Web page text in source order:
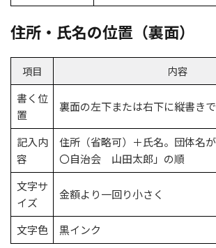
住所・氏名の位置（裏面）
項目
内容
書く位
置
裏面の左下または右下に縦書き
記入内
容
住所（省略可）＋氏名。団体名
〇自治会 山田太郎」の順
文字サ
イズ
金額より一回り小さく
文字色 黒インク